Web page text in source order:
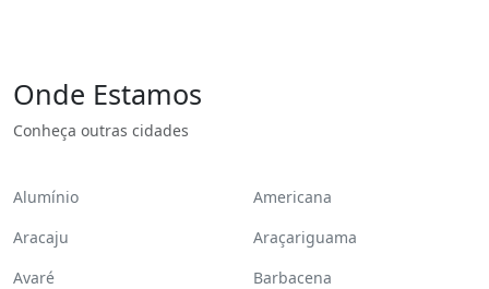
Onde Estamos
Conheça outras cidades
Alumínio
Americana
Aracaju
Araçariguama
Avaré
Barbacena